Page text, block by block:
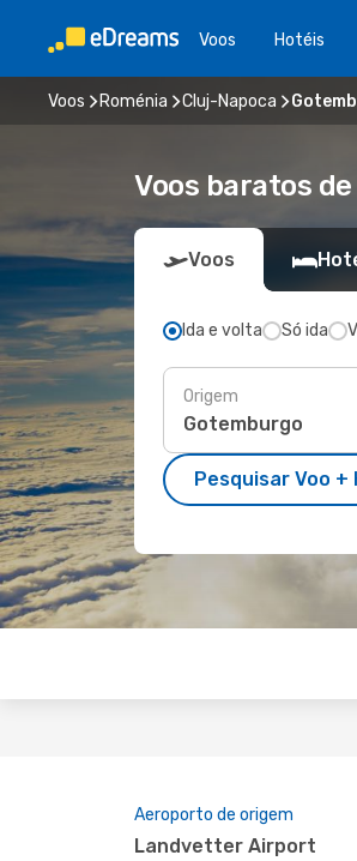
Voos Hotéis
Voos Roménia Cluj-Napoca
Voos baratos
Voos
Ida e volta Só ida
Origem
Pesquisar Voo +
Aeroporto de origem
Landvetter Airport